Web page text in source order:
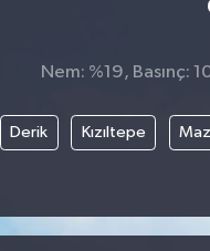
Nem: %19, Basınç:
Derik Kızıltepe